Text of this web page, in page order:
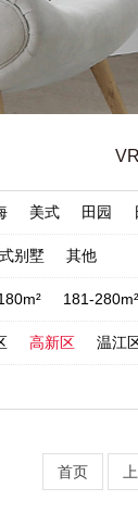
美式 田园
别墅 其他
181-280m²
高新区 温江
首页